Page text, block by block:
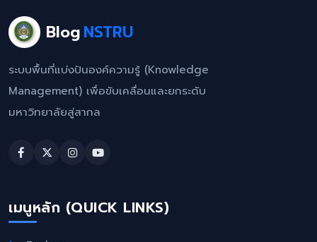
BlogNSTRU
ระบบพื้นที่แบ่งปันองค์ความรู้ (Knowledge
Management) เพื่อขับเคลื่อนและยกระดับ
มหาวิทยาลัยสู่สากล
เมนูหลัก (QUICK LINKS)